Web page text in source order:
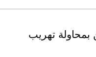
بمحاولة تهريب